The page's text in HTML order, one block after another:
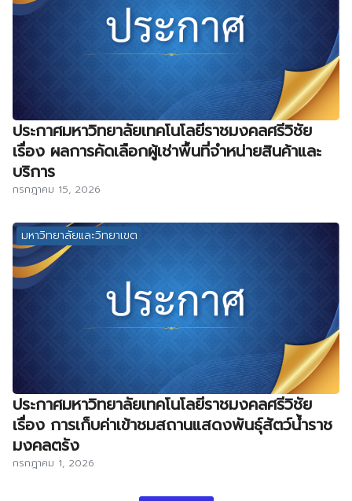
ประกาศมหาวิทยาลัยเทคโนโลยีราชมงคลศรีวิชัย
เรื่อง ผลการคัดเลือกผู้เช่าพื้นที่จำหน่ายสินค้าและ
บริการ
กรกฎาคม 15, 2026
มหาวิทยาลัยและวิทยาเขต
ประกาศมหาวิทยาลัยเทคโนโลยีราชมงคลศรีวิชัย
เรื่อง การเก็บค่าเข้าชมสถานแสดงพันธุ์สัตว์น้ำราช
มงคลตรัง
กรกฎาคม 1, 2026